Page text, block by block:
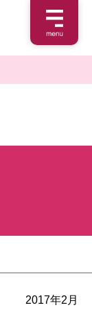
2017年2月